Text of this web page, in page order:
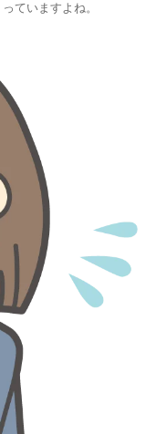
ていますよね。